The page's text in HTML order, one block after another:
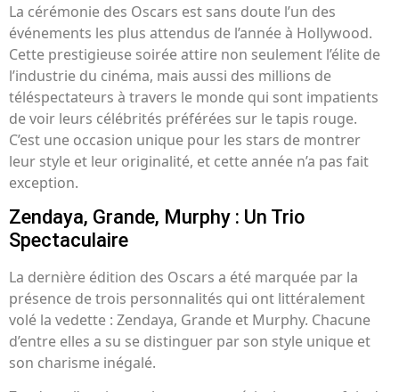
La cérémonie des Oscars est sans doute l’un des
événements les plus attendus de l’année à Hollywood.
Cette prestigieuse soirée attire non seulement l’élite de
l’industrie du cinéma, mais aussi des millions de
téléspectateurs à travers le monde qui sont impatients
de voir leurs célébrités préférées sur le tapis rouge.
C’est une occasion unique pour les stars de montrer
leur style et leur originalité, et cette année n’a pas fait
exception.
Zendaya, Grande, Murphy : Un Trio
Spectaculaire
La dernière édition des Oscars a été marquée par la
présence de trois personnalités qui ont littéralement
volé la vedette : Zendaya, Grande et Murphy. Chacune
d’entre elles a su se distinguer par son style unique et
son charisme inégalé.